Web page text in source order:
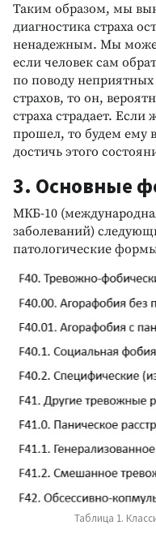
Таким образом, мы
диагностика страха
ненадежным. Мы
если человек сам
по поводу
страхов, то он,
страха страдает. Если
прошел, то будем ему
достичь этого
3. Основные
МКБ-10
заболеваний)
патологические
Таблица 1.